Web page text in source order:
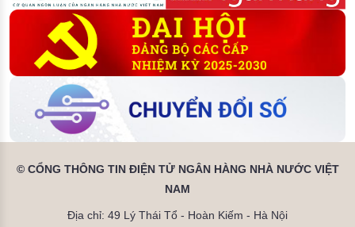
© CỔNG THÔNG TIN ĐIỆN TỬ NGÂN HÀNG NHÀ NƯỚC VIỆT
NAM
Địa chỉ: 49 Lý Thái Tổ - Hoàn Kiếm - Hà Nội